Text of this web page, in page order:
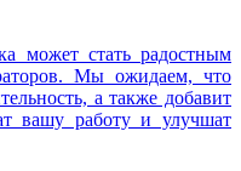
может стать радостным
Мы ожидаем, что
а также добавит
вашу работу и улучшат